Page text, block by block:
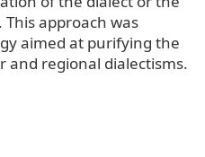
approach was
aimed at purifying the
regional dialectisms.